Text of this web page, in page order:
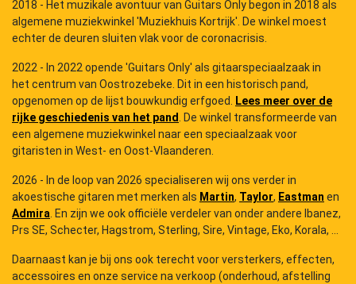
2018 - Het muzikale avontuur van Guitars Only begon in 2018 als
algemene muziekwinkel 'Muziekhuis Kortrijk'. De winkel moest
echter de deuren sluiten vlak voor de coronacrisis.
2022 - In 2022 opende 'Guitars Only' als gitaarspeciaalzaak in
het centrum van Oostrozebeke. Dit in een historisch pand,
opgenomen op de lijst bouwkundig erfgoed. Lees meer over de
rijke geschiedenis van het pand. De winkel transformeerde van
een algemene muziekwinkel naar een speciaalzaak voor
gitaristen in West- en Oost-Vlaanderen.
2026 - In de loop van 2026 specialiseren wij ons verder in
akoestische gitaren met merken als Martin, Taylor, Eastman en
Admira. En zijn we ook officiële verdeler van onder andere Ibanez,
Prs SE, Schecter, Hagstrom, Sterling, Sire, Vintage, Eko, Korala, ...
Daarnaast kan je bij ons ook terecht voor versterkers, effecten,
accessoires en onze service na verkoop (onderhoud, afstelling